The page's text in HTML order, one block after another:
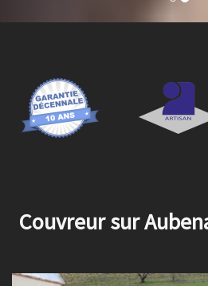
Couvreur sur